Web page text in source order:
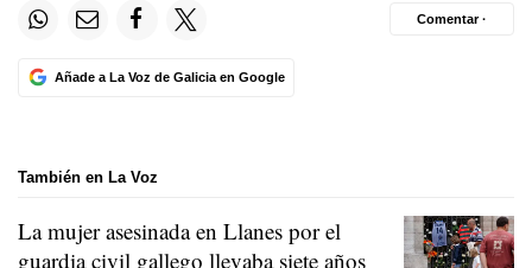
Añade a La Voz de Galicia en Google
Comentar ·
También en La Voz
La mujer asesinada en Llanes por el
guardia civil gallego llevaba siete años